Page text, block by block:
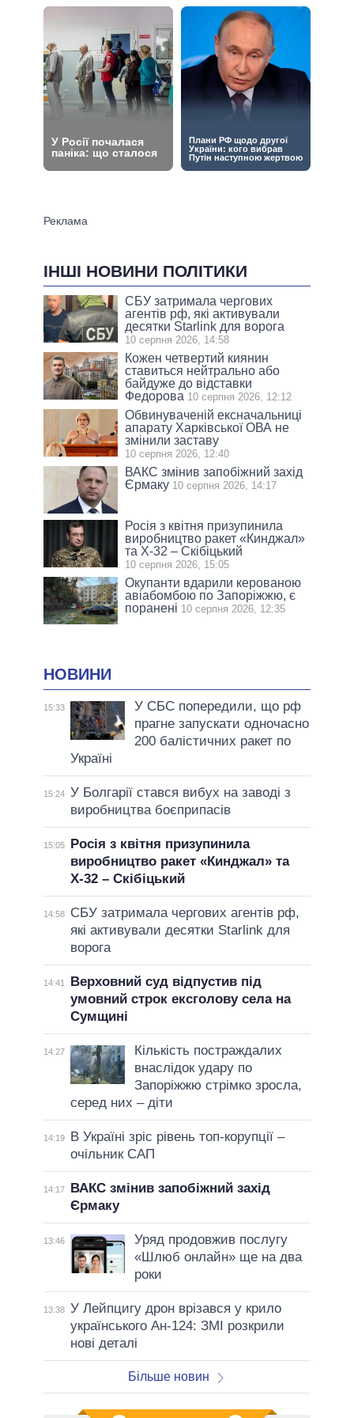
ІНШІ НОВИНИ ПОЛІТИКИ
СБУ затримала чергових
агентів рф, які активували
десятки Starlink для ворога
10 серпня 2026, 14:58
Кожен четвертий киянин
ставиться нейтрально або
байдуже до відставки
Федорова 10 серпня 2026, 12:12
Обвинуваченій ексначальниці
апарату Харківської ОВА не
змінили заставу
10 серпня 2026, 12:40
ВАКС змінив запобіжний захід
Єрмаку 10 серпня 2026, 14:17
Росія з квітня призупинила
виробництво ракет «Кинджал»
та Х-32 – Скібіцький
10 серпня 2026, 15:05
Окупанти вдарили керованою
авіабомбою по Запоріжжю, є
поранені 10 серпня 2026, 12:35
НОВИНИ
15:33
У СБС попередили, що рф
прагне запускати одночасно
200 балістичних ракет по
Україні
15:24 У Болгарії стався вибух на заводі з
виробництва боєприпасів
15:05
Росія з квітня призупинила
виробництво ракет «Кинджал» та
Х-32 – Скібіцький
14:58
СБУ затримала чергових агентів рф,
які активували десятки Starlink для
ворога
14:41
Верховний суд відпустив під
умовний строк ексголову села на
Сумщині
14:27
Кількість постраждалих
внаслідок удару по
Запоріжжю стрімко зросла,
серед них – діти
14:19
В Україні зріс рівень топ-корупції –
очільник САП
14:17
ВАКС змінив запобіжний захід
Єрмаку
13:46
Уряд продовжив послугу
«Шлюб онлайн» ще на два
роки
13:38 У Лейпцигу дрон врізався у крило
українського Ан-124: ЗМІ розкрили
нові деталі
Більше новин